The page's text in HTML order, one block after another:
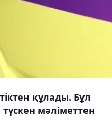
құлады. Бұл
мәліметтен